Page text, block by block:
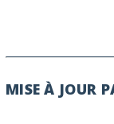
MISE À JOUR